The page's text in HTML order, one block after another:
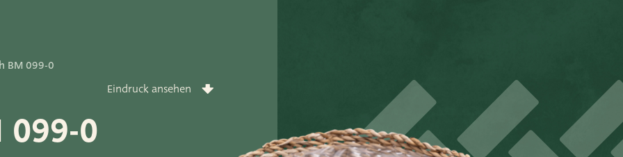
BM 099-0
Eindruck ansehen
0